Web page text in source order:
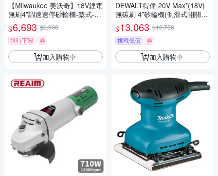
【Milwaukee 美沃奇】18V鋰電
無刷4”調速速停砂輪機-槳式-空
機-不含充電器及電池 M18FSA
GV100XPDB-0X0
$6,693 $6,900
限時下殺
券
加入購物車
DEWALT得偉 20V Max*(18V)
無碳刷 4”砂輪機(側滑式開關)
DCG405P2 (雙電5.0Ah)
$13,063 $13,750
挑戰低價
券
加入購物車